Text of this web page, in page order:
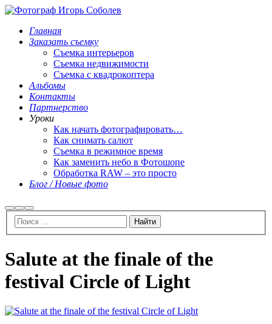
Главная
Заказать съемку
Съемка интерьеров
Съемка недвижимости
Съемка с квадрокоптера
Альбомы
Контакты
Партнерство
Уроки
Как начать фотографировать…
Как снимать салют
Съемка в режимное время
Как заменить небо в Фотошопе
Обработка RAW – это просто
Блог / Новые фото
НайтиБольше
информации
Главное
меню
Salute at the finale of the
festival Circle of Light